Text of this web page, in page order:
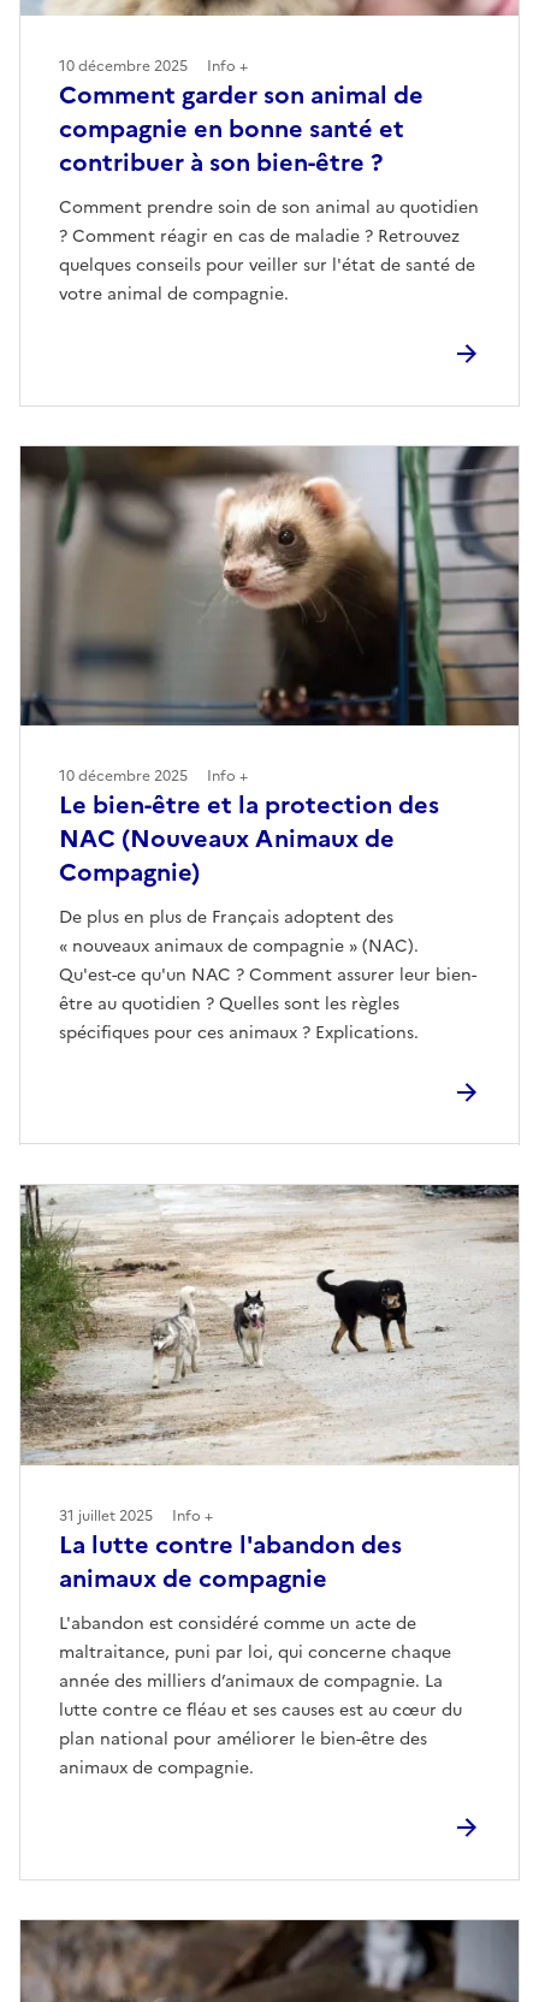
Comment garder son animal de
compagnie en bonne santé et
contribuer à son bien-être ?
Comment prendre soin de son animal au quotidien
? Comment réagir en cas de maladie ? Retrouvez
quelques conseils pour veiller sur l'état de santé de
votre animal de compagnie.
10 décembre 2025 Info +
Le bien-être et la protection des
NAC (Nouveaux Animaux de
Compagnie)
De plus en plus de Français adoptent des
« nouveaux animaux de compagnie » (NAC).
Qu'est-ce qu'un NAC ? Comment assurer leur bien-
être au quotidien ? Quelles sont les règles
spécifiques pour ces animaux ? Explications.
10 décembre 2025 Info +
La lutte contre l'abandon des
animaux de compagnie
L'abandon est considéré comme un acte de
maltraitance, puni par loi, qui concerne chaque
année des milliers d’animaux de compagnie. La
lutte contre ce fléau et ses causes est au cœur du
plan national pour améliorer le bien-être des
animaux de compagnie.
31 juillet 2025 Info +